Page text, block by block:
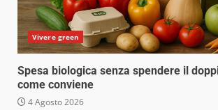
Vivere green
Spesa biologica senza spendere il
come conviene
4 Agosto 2026